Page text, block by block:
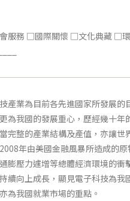
服務 □國際關懷 □文化典藏 □
產業為目前各先進國家所發展的
為我國的發展重心，歷經幾十年
完整的產業結構及產值，亦讓世
年由美國金融風暴所造成的
膨壓力遽增等總體經濟環境的衝
續向上成長，顯見電子科技為我
為我國就業市場的重點。